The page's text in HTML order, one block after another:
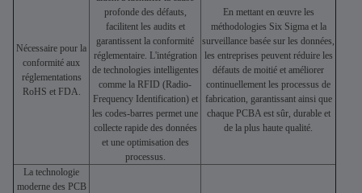
Nécessaire pour la
conformité aux
réglementations
RoHS et FDA.
profonde des défauts,
facilitent les audits et
garantissent la conformité
réglementaire. L'intégration
de technologies intelligentes
comme la RFID (Radio-
Frequency Identification) et
les codes-barres permet une
collecte rapide des données
et une optimisation des
processus.
En mettant en œuvre les
méthodologies Six Sigma et la
surveillance basée sur les données,
les entreprises peuvent réduire les
défauts de moitié et améliorer
continuellement les processus de
fabrication, garantissant ainsi que
chaque PCBA est sûr, durable et
de la plus haute qualité.
La technologie
moderne des PCB